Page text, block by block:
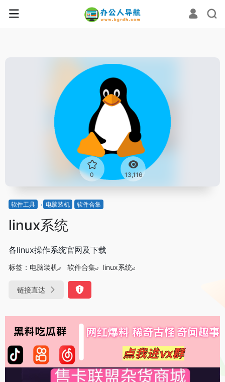
0 13,116
软件工具 电脑装机 软件合集
linux系统
各linux操作系统官网及下载
标签： 电脑装机 软件合集 linux系统
链接直达